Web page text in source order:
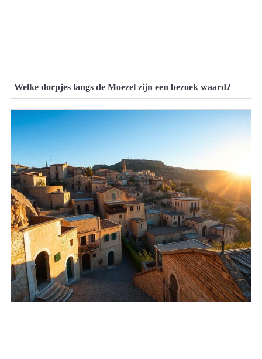
Welke dorpjes langs de Moezel zijn een bezoek waard?